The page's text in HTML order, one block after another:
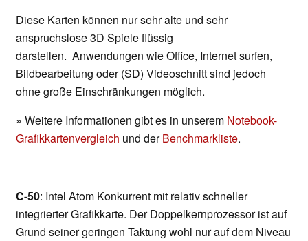
Diese Karten können nur sehr alte und sehr
anspruchslose 3D Spiele flüssig
darstellen. Anwendungen wie Office, Internet surfen,
Bildbearbeitung oder (SD) Videoschnitt sind jedoch
ohne große Einschränkungen möglich.
» Weitere Informationen gibt es in unserem Notebook-
Grafikkartenvergleich und derBenchmarkliste.
C-50: Intel Atom Konkurrent mit relativ schneller
integrierter Grafikkarte. Der Doppelkernprozessor ist auf
Grund seiner geringen Taktung wohl nur auf dem Niveau